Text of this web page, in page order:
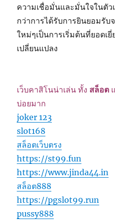
ความเชื่อมั่นและมั่นใจในตัว
กว่าการได้รับการยินยอมรับ
ใหม่ๆเป็นการเริ่มต้นที่ยอดเ
เปลี่ยนแปลง
เว็บคาสิโนน่าเล่น ทั้ง สล็อต
บ่อยมาก
joker 123
slot168
สล็อตเว็บตรง
https://st99.fun
https://www.jinda44.in
สล็อต888
https://pgslot99.run
pussy888